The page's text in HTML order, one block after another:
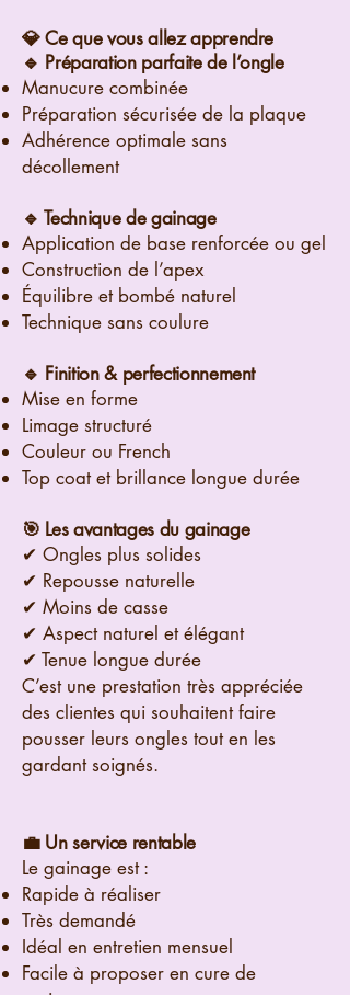
💎 Ce que vous allez apprendre
🔹 Préparation parfaite de l’ongle
Manucure combinée
Préparation sécurisée de la plaque
Adhérence optimale sans
décollement
🔹 Technique de gainage
Application de base renforcée ou gel
Construction de l’apex
Équilibre et bombé naturel
Technique sans coulure
🔹 Finition & perfectionnement
Mise en forme
Limage structuré
Couleur ou French
Top coat et brillance longue durée
🎯 Les avantages du gainage
✔ Ongles plus solides
✔ Repousse naturelle
✔ Moins de casse
✔ Aspect naturel et élégant
✔ Tenue longue durée
C’est une prestation très appréciée
des clientes qui souhaitent faire
pousser leurs ongles tout en les
gardant soignés.
💼 Un service rentable
Le gainage est :
Rapide à réaliser
Très demandé
Idéal en entretien mensuel
Facile à proposer en cure de